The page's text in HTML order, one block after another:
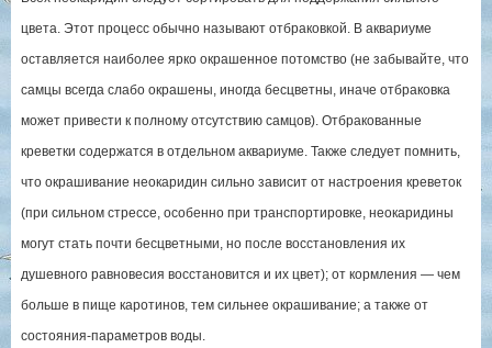
цвета. Этот процесс обычно называют отбраковкой. В аквариуме
оставляется наиболее ярко окрашенное потомство (не забывайте, что
самцы всегда слабо окрашены, иногда бесцветны, иначе отбраковка
может привести к полному отсутствию самцов). Отбракованные
креветки содержатся в отдельном аквариуме. Также следует помнить,
что окрашивание неокаридин сильно зависит от настроения креветок
(при сильном стрессе, особенно при транспортировке, неокаридины
могут стать почти бесцветными, но после восстановления их
душевного равновесия восстановится и их цвет); от кормления — чем
больше в пище каротинов, тем сильнее окрашивание; а также от
состояния-параметров воды.